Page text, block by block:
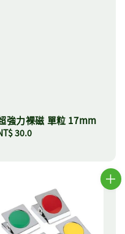
強力裸磁 單粒 17mm
30.0